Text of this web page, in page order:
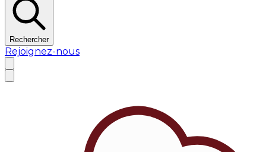
Rechercher
Rejoignez-nous